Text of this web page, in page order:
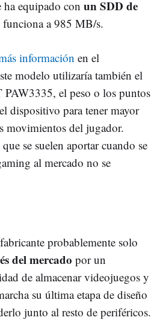
ha equipado con un SDD de
funciona a 985 MB/s.
información en el
modelo utilizaría también el
el peso o los puntos
dispositivo para tener mayor
movimientos del jugador.
se suelen aportar cuando se
al mercado no se
probablemente solo
del mercado por un
de almacenar videojuegos y
su última etapa de diseño
junto al resto de periféricos.